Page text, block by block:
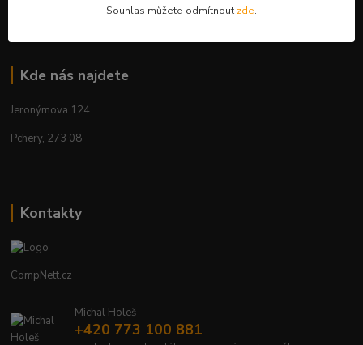
Kde nás najdete
Jeronýmova 124
Pchery, 273 08
Kontakty
CompNett.cz
Michal Holeš
+420 773 100 881
Souhlas můžete odmítnout zde.